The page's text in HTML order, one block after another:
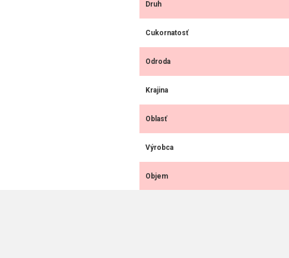
Druh
Cukornatosť
Odroda
Krajina
Oblasť
Výrobca
Objem